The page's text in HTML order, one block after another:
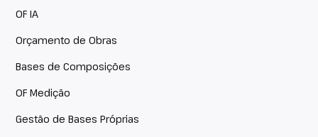
OF IA
Orçamento de Obras
Bases de Composições
OF Medição
Gestão de Bases Próprias